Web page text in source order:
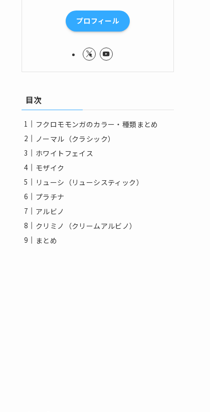
プロフィール
目次
フクロモモンガのカラー・種類まとめ
ノーマル（クラシック）
ホワイトフェイス
モザイク
リューシ（リューシスティック）
プラチナ
アルビノ
クリミノ（クリームアルビノ）
まとめ